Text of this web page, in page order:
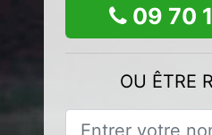
09 70
OU ÊTRE